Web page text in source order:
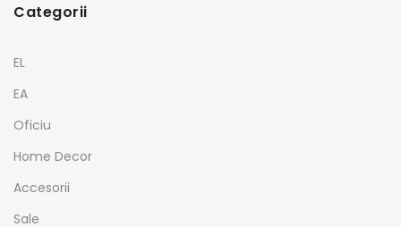
Categorii
EL
EA
Oficiu
Home Decor
Accesorii
Sale